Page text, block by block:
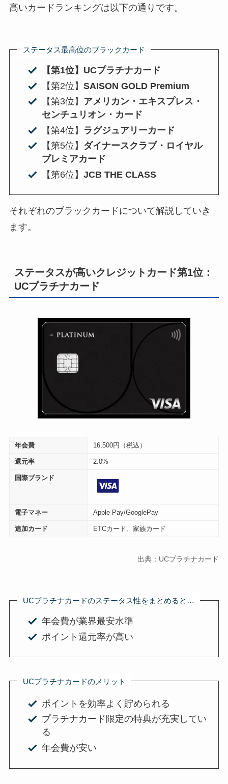
高いカードランキングは以下の通りです。
ステータス最高位のブラックカード
【第1位】UCプラチナカード
【第2位】 SAISON GOLD Premium
【第3位】 アメリカン・エキスプレス・
センチュリオン・カード
【第4位】
ラグジュアリーカード
【第5位】 ダイナースクラブ・ロイヤル
プレミアカード
【第6位】 JCB THE CLASS
それぞれのブラックカードについて解説していき
ます。
ステータスが高いクレジットカード第1位：
UCプラチナカード
年会費 16,500円（税込）
還元率 2.0%
国際ブランド
電子マネー Apple Pay/GooglePay
追加カード ETCカード、家族カード
出典：UCプラチナカード
UCプラチナカードのステータス性をまとめると…
年会費が業界最安水準
ポイント還元率が高い
UCプラチナカードのメリット
ポイントを効率よく貯められる
プラチナカード限定の特典が充実してい
る
年会費が安い